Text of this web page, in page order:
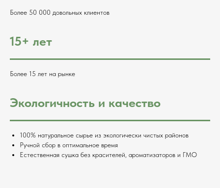
Более 50 000 довольных клиентов
15+ лет
Более 15 лет на рынке
Экологичность и качество
100% натуральное сырье из экологически чистых районов
Ручной сбор в оптимальное время
Естественная сушка без красителей, ароматизаторов и ГМО
Наши